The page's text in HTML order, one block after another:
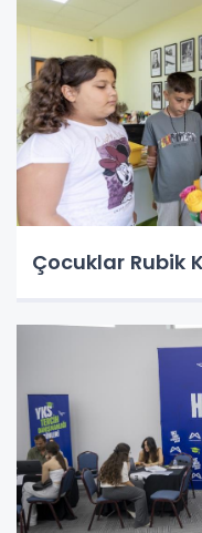
Çocuklar Rubik